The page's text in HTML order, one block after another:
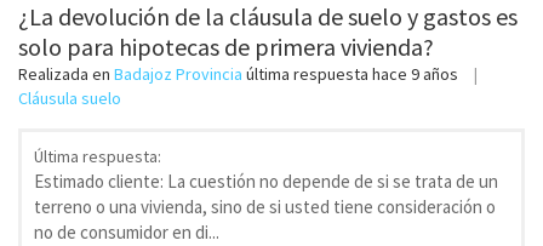
¿La devolución de la cláusula de suelo y gastos es
solo para hipotecas de primera vivienda?
Realizada en Badajoz Provincia última respuesta hace 9 años
Cláusula suelo
Última respuesta:
Estimado cliente: La cuestión no depende de si se trata de un
terreno o una vivienda, sino de si usted tiene consideración o
no de consumidor en di...